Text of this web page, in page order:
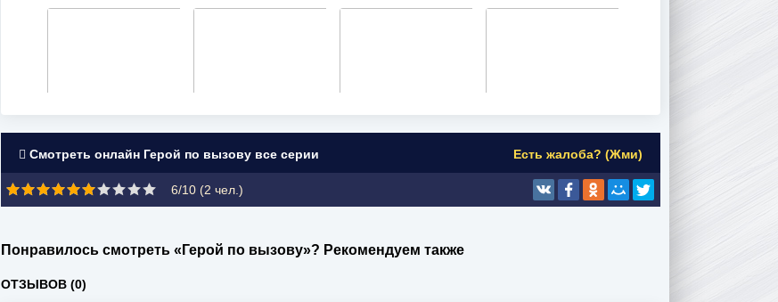
Смотреть онлайн Герой по вызову все серии Есть жалоба? (Жми)
6/10 (2 чел.)
Понравилось смотреть «Герой по вызову»? Рекомендуем также
ОТЗЫВОВ (0)